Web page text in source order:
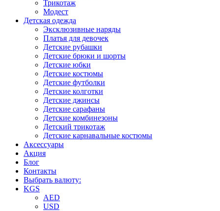
Трикотаж
Модест
Детская одежда
Эксклюзивные наряды
Платья для девочек
Детские рубашки
Детские брюки и шорты
Детские юбки
Детские костюмы
Детские футболки
Детские колготки
Детские джинсы
Детские сарафаны
Детские комбинезоны
Детский трикотаж
Детские карнавальные костюмы
Аксессуары
Акция
Блог
Контакты
Выбрать валюту:
KGS
AED
USD